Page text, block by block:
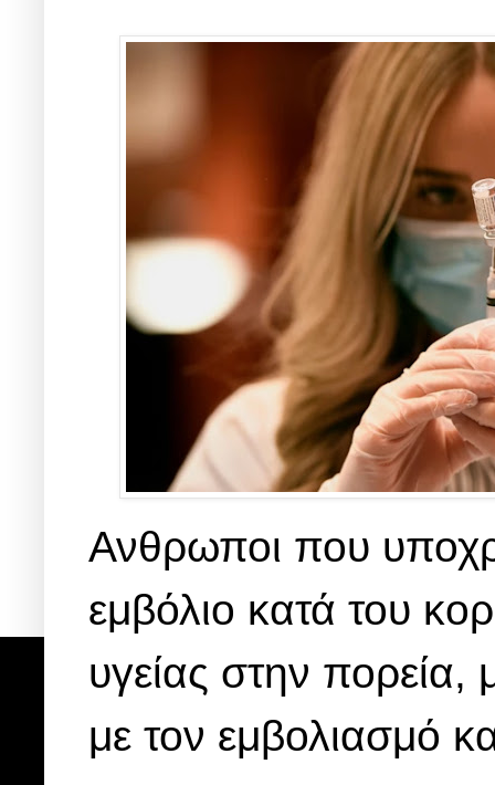
Ανθρωποι που
εμβόλιο κατά του
υγείας στην
με τον εμβολιασμό